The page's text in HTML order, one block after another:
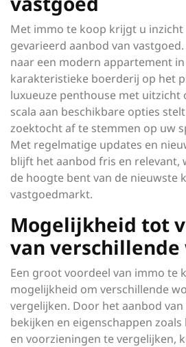
Met immo te koop krijgt u inzicht
gevarieerd aanbod van
naar een modern appartement in
karakteristieke boerderij op het
luxueuze penthouse met uitzicht
scala aan beschikbare opties
zoektocht af te stemmen op uw
Met regelmatige updates en
blijft het aanbod fris en relevant,
de hoogte bent van de nieuwste
vastgoedmarkt.
Mogelijkheid tot
van
Een groot voordeel van immo te
mogelijkheid om verschillende
vergelijken. Door het aanbod
bekijken en eigenschappen
en voorzieningen te vergelijken,